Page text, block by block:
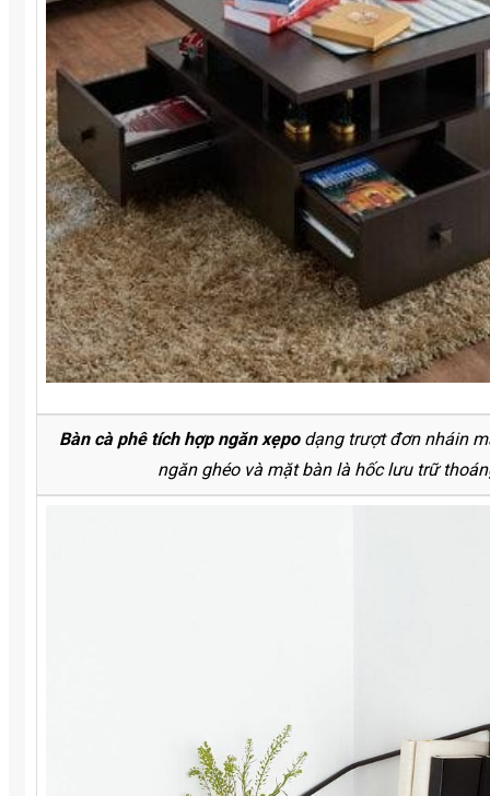
Bàn cà phê tích hợp ngăn xẹpodạng trượt đơn nháin
ngăn ghéo và mặt bàn là hốc lưu trữ